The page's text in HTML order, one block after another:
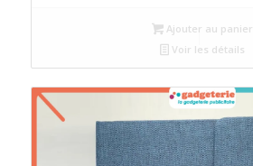
Ajouter au panier
Voir les détails